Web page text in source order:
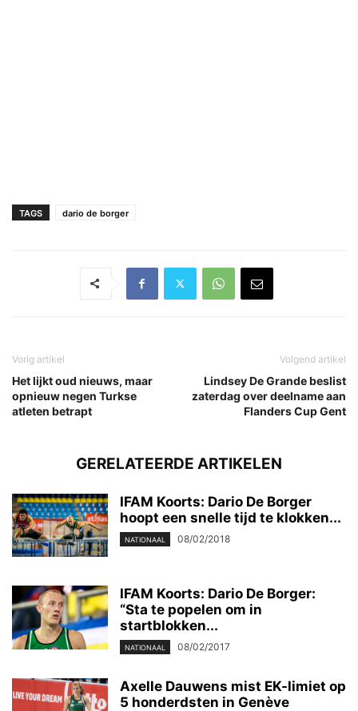
TAGS dario de borger
Vorig artikel
Het lijkt oud nieuws, maar
opnieuw negen Turkse
atleten betrapt
Volgend artikel
Lindsey De Grande beslist
zaterdag over deelname aan
Flanders Cup Gent
GERELATEERDE ARTIKELEN
IFAM Koorts: Dario De Borger
hoopt een snelle tijd te klokken...
NATIONAAL 08/02/2018
IFAM Koorts: Dario De Borger:
“Sta te popelen om in
startblokken...
NATIONAAL 08/02/2017
Axelle Dauwens mist EK-limiet op
5 honderdsten in Genève